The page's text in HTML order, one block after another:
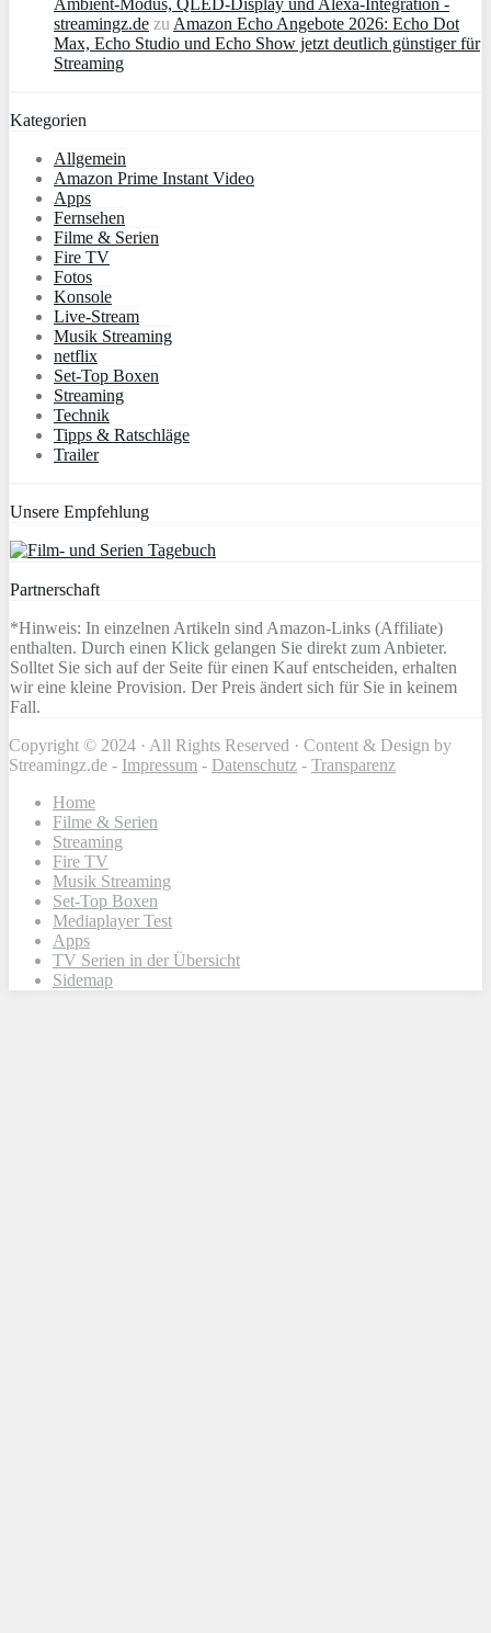
Ambient‑Modus, QLED‑Display und Alexa‑Integration -
streamingz.de zu Amazon Echo Angebote 2026: Echo Dot
Max, Echo Studio und Echo Show jetzt deutlich günstiger für
Streaming
Kategorien
Allgemein
Amazon Prime Instant Video
Apps
Fernsehen
Filme & Serien
Fire TV
Fotos
Konsole
Live-Stream
Musik Streaming
netflix
Set-Top Boxen
Streaming
Technik
Tipps & Ratschläge
Trailer
Unsere Empfehlung
Partnerschaft
*Hinweis: In einzelnen Artikeln sind Amazon-Links (Affiliate)
enthalten. Durch einen Klick gelangen Sie direkt zum Anbieter.
Solltet Sie sich auf der Seite für einen Kauf entscheiden, erhalten
wir eine kleine Provision. Der Preis ändert sich für Sie in keinem
Fall.
Copyright © 2024 · All Rights Reserved · Content & Design by
Streamingz.de - Impressum - Datenschutz - Transparenz
Home
Filme & Serien
Streaming
Fire TV
Musik Streaming
Set-Top Boxen
Mediaplayer Test
Apps
TV Serien in der Übersicht
Sidemap